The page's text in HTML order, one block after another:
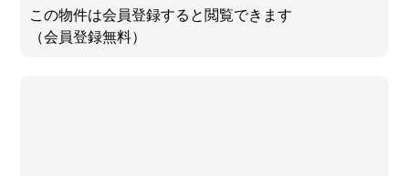
この物件は会員登録すると閲覧できます
（会員登録無料）